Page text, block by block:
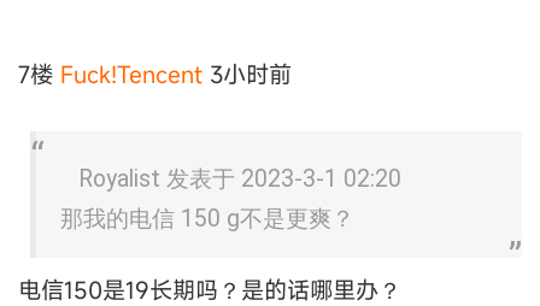
7楼 Fuck!Tencent 3小时前
Royalist 发表于 2023-3-1 02:20
那我的电信 150 g不是更爽？
电信150是19长期吗？是的话哪里办？